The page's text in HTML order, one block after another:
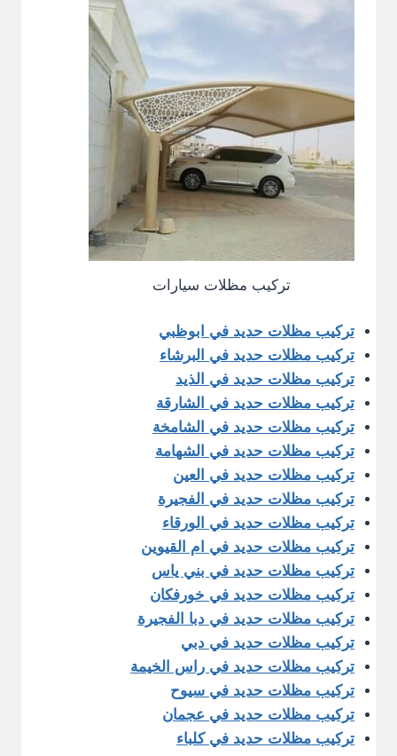
تركيب مظلات سيارات
تركيب مظلات حديد في ابوظبي
تركيب مظلات حديد في البرشاء
تركيب مظلات حديد في الذيد
تركيب مظلات حديد في الشارقة
تركيب مظلات حديد في الشامخة
تركيب مظلات حديد في الشهامة
تركيب مظلات حديد في العين
تركيب مظلات حديد في الفجيرة
تركيب مظلات حديد في الورقاء
تركيب مظلات حديد في ام القيوين
تركيب مظلات حديد في بني ياس
تركيب مظلات حديد في خورفكان
تركيب مظلات حديد في دبا الفجيرة
تركيب مظلات حديد في دبي
تركيب مظلات حديد في راس الخيمة
تركيب مظلات حديد في سيوح
تركيب مظلات حديد في عجمان
تركيب مظلات حديد في كلباء